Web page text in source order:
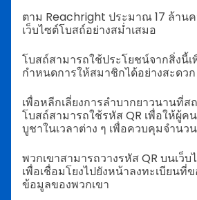
ตาม Reachright ประมาณ 17 ล้าน
เว็บไซต์โบสถ์อย่างสม่ำเสมอ
โบสถ์สามารถใช้ประโยชน์จากสิ่งนี้
กำหนดการให้สมาชิกได้อย่างสะดวก
เพื่อหลีกเลี่ยงการลำบากยาวนานที่
โบสถ์สามารถใช้รหัส QR เพื่อให้ผู้ค
บูชาในเวลาต่าง ๆ เพื่อควบคุมจำนว
พวกเขาสามารถวางรหัส QR บนเว็บ
เพื่อเชื่อมโยงไปยังหน้าลงทะเบียนที่
ข้อมูลของพวกเขา